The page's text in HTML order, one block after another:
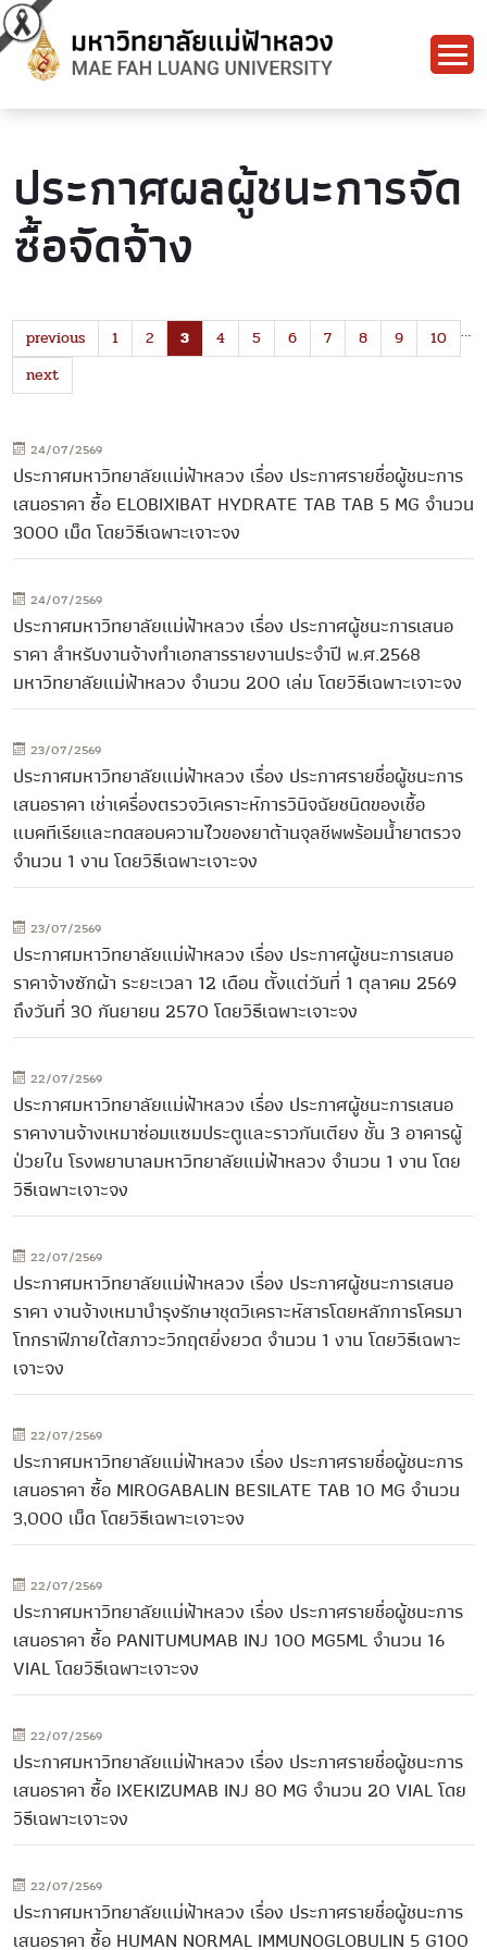
ประกาศผลผู้ชนะการจัด
ซื้อจัดจ้าง
previous 1 2 3 4 5 6 7 8 9 10
…
next
24/07/2569
ประกาศมหาวิทยาลัยแม่ฟ้าหลวง เรื่อง ประกาศรายชื่อผู้ชนะการ
เสนอราคา ซื้อ ELOBIXIBAT HYDRATE TAB TAB 5 MG จำนวน
3000 เม็ด โดยวิธีเฉพาะเจาะจง
24/07/2569
ประกาศมหาวิทยาลัยแม่ฟ้าหลวง เรื่อง ประกาศผู้ชนะการเสนอ
ราคา สำหรับงานจ้างทำเอกสารรายงานประจำปี พ.ศ.2568
มหาวิทยาลัยแม่ฟ้าหลวง จำนวน 200 เล่ม โดยวิธีเฉพาะเจาะจง
23/07/2569
ประกาศมหาวิทยาลัยแม่ฟ้าหลวง เรื่อง ประกาศรายชื่อผู้ชนะการ
เสนอราคา เช่าเครื่องตรวจวิเคราะห์การวินิจฉัยชนิดของเชื้อ
แบคทีเรียและทดสอบความไวของยาต้านจุลชีพพร้อมน้ำยาตรวจ
จำนวน 1 งาน โดยวิธีเฉพาะเจาะจง
23/07/2569
ประกาศมหาวิทยาลัยแม่ฟ้าหลวง เรื่อง ประกาศผู้ชนะการเสนอ
ราคาจ้างซักผ้า ระยะเวลา 12 เดือน ตั้งแต่วันที่ 1 ตุลาคม 2569
ถึงวันที่ 30 กันยายน 2570 โดยวิธีเฉพาะเจาะจง
22/07/2569
ประกาศมหาวิทยาลัยแม่ฟ้าหลวง เรื่อง ประกาศผู้ชนะการเสนอ
ราคางานจ้างเหมาซ่อมแซมประตูและราวกันเตียง ชั้น 3 อาคารผู้
ป่วยใน โรงพยาบาลมหาวิทยาลัยแม่ฟ้าหลวง จำนวน 1 งาน โดย
วิธีเฉพาะเจาะจง
22/07/2569
ประกาศมหาวิทยาลัยแม่ฟ้าหลวง เรื่อง ประกาศผู้ชนะการเสนอ
ราคา งานจ้างเหมาบำรุงรักษาชุดวิเคราะห์สารโดยหลักการโครมา
โทกราฟีภายใต้สภาวะวิกฤตยิ่งยวด จำนวน 1 งาน โดยวิธีเฉพาะ
เจาะจง
22/07/2569
ประกาศมหาวิทยาลัยแม่ฟ้าหลวง เรื่อง ประกาศรายชื่อผู้ชนะการ
เสนอราคา ซื้อ MIROGABALIN BESILATE TAB 10 MG จำนวน
3,000 เม็ด โดยวิธีเฉพาะเจาะจง
22/07/2569
ประกาศมหาวิทยาลัยแม่ฟ้าหลวง เรื่อง ประกาศรายชื่อผู้ชนะการ
เสนอราคา ซื้อ PANITUMUMAB INJ 100 MG5ML จำนวน 16
VIAL โดยวิธีเฉพาะเจาะจง
22/07/2569
ประกาศมหาวิทยาลัยแม่ฟ้าหลวง เรื่อง ประกาศรายชื่อผู้ชนะการ
เสนอราคา ซื้อ IXEKIZUMAB INJ 80 MG จำนวน 20 VIAL โดย
วิธีเฉพาะเจาะจง
22/07/2569
ประกาศมหาวิทยาลัยแม่ฟ้าหลวง เรื่อง ประกาศรายชื่อผู้ชนะการ
เสนอราคา ซื้อ HUMAN NORMAL IMMUNOGLOBULIN 5 G100